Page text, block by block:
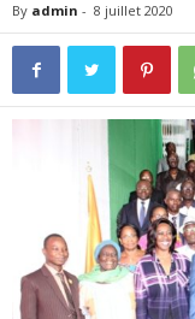
By admin - 8 juillet 2020